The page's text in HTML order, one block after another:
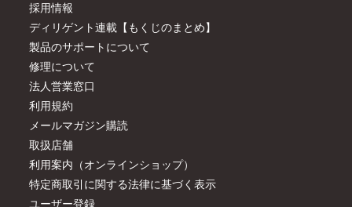
採用情報
ディリゲント連載【もくじのまとめ】
製品のサポートについて
修理について
法人営業窓口
利用規約
メールマガジン購読
取扱店舗
利用案内（オンラインショップ）
特定商取引に関する法律に基づく表示
ユーザー登録